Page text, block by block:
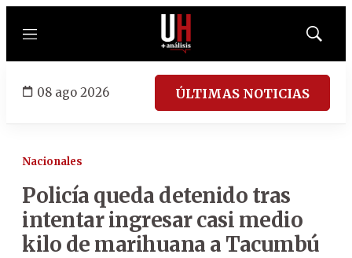
Menú
Mostrar
08 ago 2026 ÚLTIMAS NOTICIAS
Nacionales
Policía queda detenido tras
intentar ingresar casi medio
kilo de marihuana a Tacumbú